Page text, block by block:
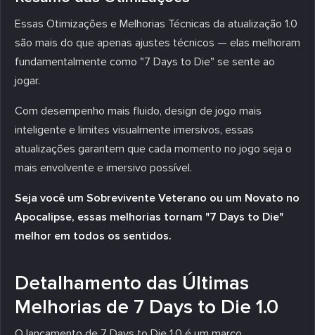
Essas Otimizações e Melhorias Técnicas da atualização 1.0
são mais do que apenas ajustes técnicos — elas melhoram
fundamentalmente como "7 Days to Die" se sente ao
jogar.
Com desempenho mais fluido, design de jogo mais
inteligente e limites visualmente imersivos, essas
atualizações garantem que cada momento no jogo seja o
mais envolvente e imersivo possível.
Seja você um Sobrevivente Veterano ou um Novato no
Apocalipse, essas melhorias tornam "7 Days to Die"
melhor em todos os sentidos.
Detalhamento das Últimas
Melhorias de 7 Days to Die 1.0